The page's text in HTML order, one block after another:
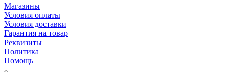
Магазины
Условия оплаты
Условия доставки
Гарантия на товар
Реквизиты
Политика
Помощь